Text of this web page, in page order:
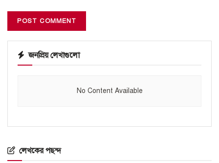
জনপ্রিয় লেখাগুলো
No Content Available
লেখকের পছন্দ